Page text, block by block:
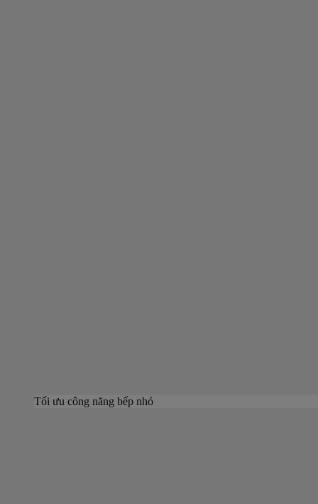
Tối ưu công năng bếp nhỏ